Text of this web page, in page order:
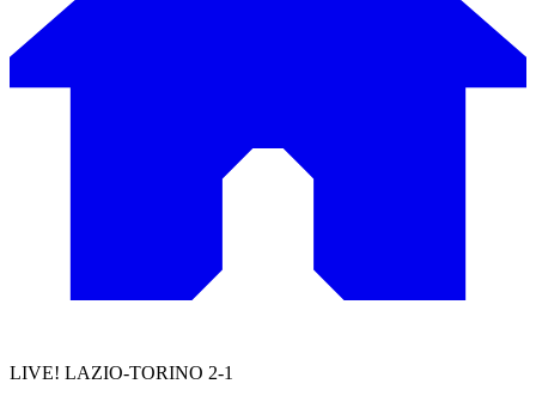
LIVE! LAZIO-TORINO 2-1